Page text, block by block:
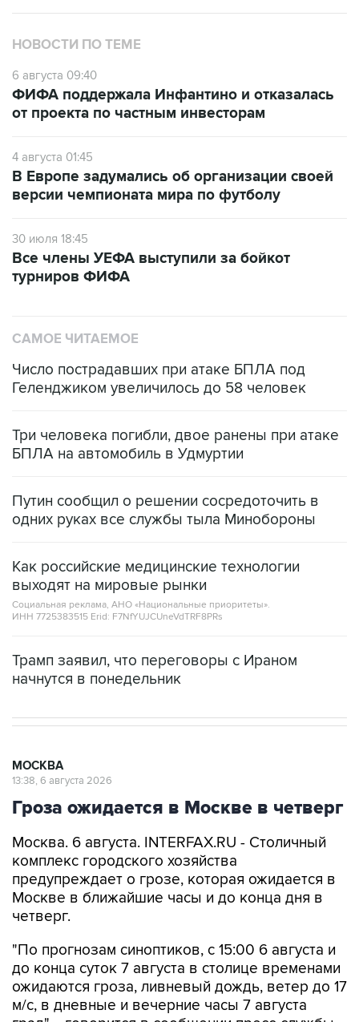
НОВОСТИ ПО ТЕМЕ
6 августа 09:40
ФИФА поддержала Инфантино и отказалась
от проекта по частным инвесторам
4 августа 01:45
В Европе задумались об организации своей
версии чемпионата мира по футболу
30 июля 18:45
Все члены УЕФА выступили за бойкот
турниров ФИФА
САМОЕ ЧИТАЕМОЕ
Число пострадавших при атаке БПЛА под
Геленджиком увеличилось до 58 человек
Три человека погибли, двое ранены при атаке
БПЛА на автомобиль в Удмуртии
Путин сообщил о решении сосредоточить в
одних руках все службы тыла Минобороны
Как российские медицинские технологии
выходят на мировые рынки
Социальная реклама, АНО «Национальные приоритеты».
ИНН 7725383515 Erid: F7NfYUJCUneVdTRF8PRs
Трамп заявил, что переговоры с Ираном
начнутся в понедельник
МОСКВА
13:38, 6 августа 2026
Гроза ожидается в Москве в четверг
Москва. 6 августа. INTERFAX.RU - Столичный
комплекс городского хозяйства
предупреждает о грозе, которая ожидается в
Москве в ближайшие часы и до конца дня в
четверг.
"По прогнозам синоптиков, с 15:00 6 августа и
до конца суток 7 августа в столице временами
ожидаются гроза, ливневый дождь, ветер до 17
м/с, в дневные и вечерние часы 7 августа